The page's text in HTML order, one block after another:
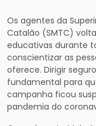
Os agentes da
Catalão (SMTC)
educativas durante
conscientizar as
oferece. Dirigir
fundamental para
campanha ficou
pandemia do